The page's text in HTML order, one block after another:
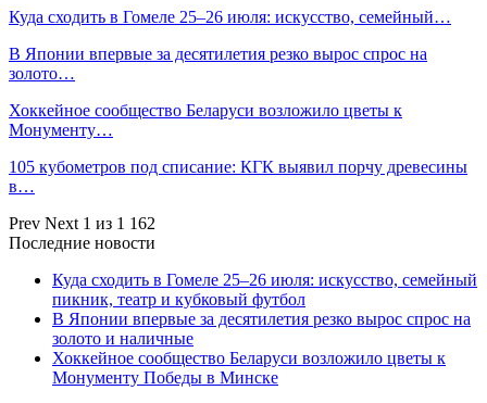
Куда сходить в Гомеле 25–26 июля: искусство, семейный…
В Японии впервые за десятилетия резко вырос спрос на
золото…
Хоккейное сообщество Беларуси возложило цветы к
Монументу…
105 кубометров под списание: КГК выявил порчу древесины
в…
Prev Next 1 из 1 162
Последние новости
Куда сходить в Гомеле 25–26 июля: искусство, семейный
пикник, театр и кубковый футбол
В Японии впервые за десятилетия резко вырос спрос на
золото и наличные
Хоккейное сообщество Беларуси возложило цветы к
Монументу Победы в Минске